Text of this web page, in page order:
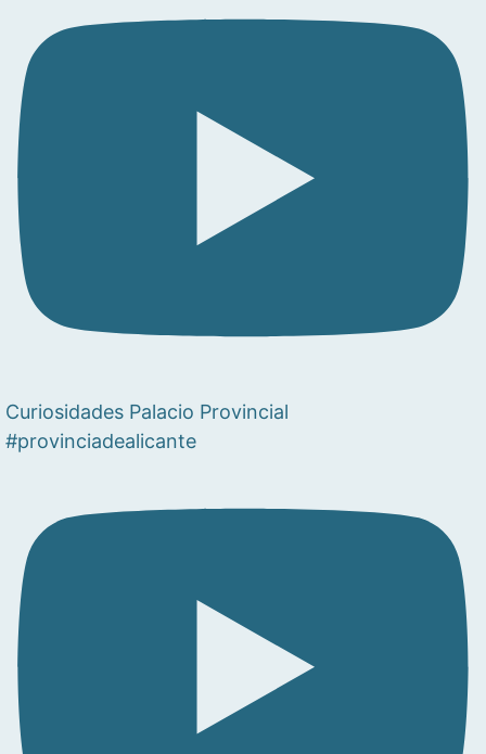
Curiosidades Palacio Provincial
#provinciadealicante